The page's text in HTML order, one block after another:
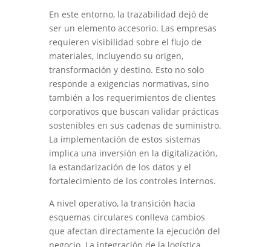
En este entorno, la trazabilidad dejó de
ser un elemento accesorio. Las empresas
requieren visibilidad sobre el flujo de
materiales, incluyendo su origen,
transformación y destino. Esto no solo
responde a exigencias normativas, sino
también a los requerimientos de clientes
corporativos que buscan validar prácticas
sostenibles en sus cadenas de suministro.
La implementación de estos sistemas
implica una inversión en la digitalización,
la estandarización de los datos y el
fortalecimiento de los controles internos.
A nivel operativo, la transición hacia
esquemas circulares conlleva cambios
que afectan directamente la ejecución del